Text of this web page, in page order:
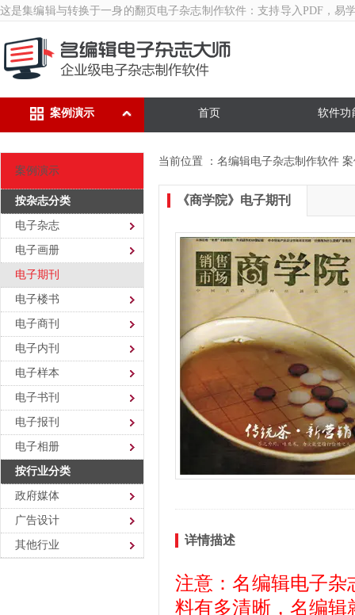
这是集编辑与转换于一身的翻页 电子杂志制作软件 ：支持导入PDF，易
首页
案例演示 软件功
案例演示
按杂志分类
电子杂志
电子画册
电子期刊
电子楼书
电子商刊
电子内刊
电子样本
电子书刊
电子报刊
电子相册
按行业分类
政府媒体
广告设计
其他行业
当前位置 ： 名编辑电子杂志制作软件
《商学院》电子期刊
详情描述
注意：名编辑电子杂
料有多清晰，名编辑